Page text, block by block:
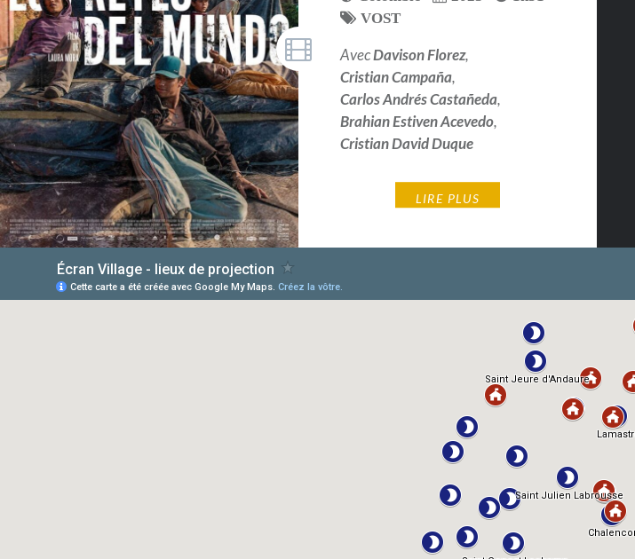
VOST
AvecDavison Florez,
Cristian Campaña,
Carlos Andrés Castañeda,
Brahian Estiven Acevedo,
Cristian David Duque
LIRE PLUS